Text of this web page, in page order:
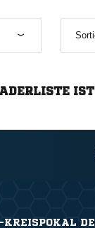
KREISPOKAL